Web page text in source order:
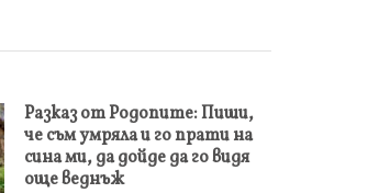
Разказ от Родопите: Пиши,
че съм умряла и го прати на
сина ми, да дойде да го видя
още веднъж